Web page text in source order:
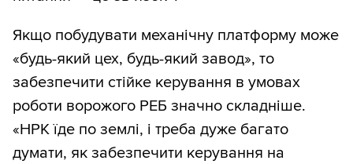
Якщо побудувати механічну платформу може
«будь-який цех, будь-який завод», то
забезпечити стійке керування в умовах
роботи ворожого РЕБ значно складніше.
«НРК їде по землі, і треба дуже багато
думати, як забезпечити керування на